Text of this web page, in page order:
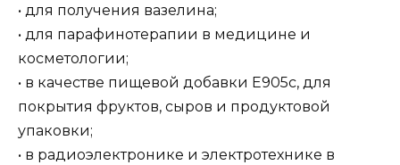
• для получения вазелина;
• для парафинотерапии в медицине и
косметологии;
• в качестве пищевой добавки Е905с, для
покрытия фруктов, сыров и продуктовой
упаковки;
• в радиоэлектронике и электротехнике в